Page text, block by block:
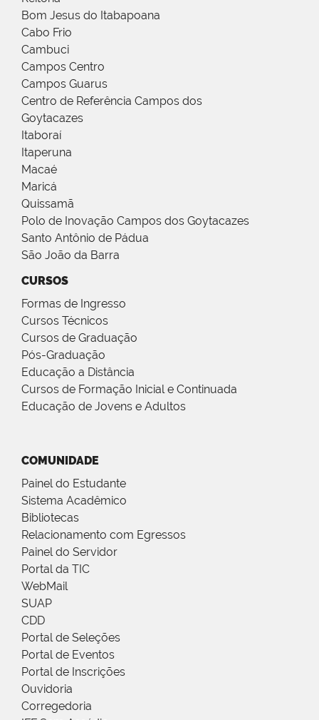
Bom Jesus do Itabapoana
Cabo Frio
Cambuci
Campos Centro
Campos Guarus
Centro de Referência Campos dos
Goytacazes
Itaboraí
Itaperuna
Macaé
Maricá
Quissamã
Polo de Inovação Campos dos Goytacazes
Santo Antônio de Pádua
São João da Barra
CURSOS
Formas de Ingresso
Cursos Técnicos
Cursos de Graduação
Pós-Graduação
Educação a Distância
Cursos de Formação Inicial e Continuada
Educação de Jovens e Adultos
COMUNIDADE
Painel do Estudante
Sistema Acadêmico
Bibliotecas
Relacionamento com Egressos
Painel do Servidor
Portal da TIC
WebMail
SUAP
CDD
Portal de Seleções
Portal de Eventos
Portal de Inscrições
Ouvidoria
Corregedoria